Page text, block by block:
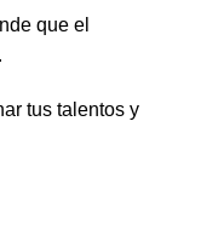
que el
tus talentos y